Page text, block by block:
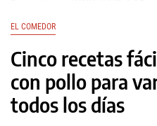
EL COMEDOR
Cinco recetas
con pollo para
todos los días